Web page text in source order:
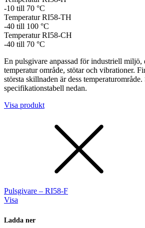
-10 till 70 °C
Temperatur RI58-TH
-40 till 100 °C
Temperatur RI58-CH
-40 till 70 °C
En pulsgivare anpassad för industriell miljö,
temperatur område, stötar och vibrationer.
största skillnaden är dess
specifikationstabell nedan.
Visa produkt
Pulsgivare – RI58-F
Visa
Ladda ner